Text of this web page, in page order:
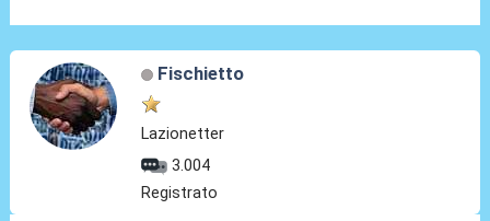
Fischietto
Lazionetter
3.004
Registrato